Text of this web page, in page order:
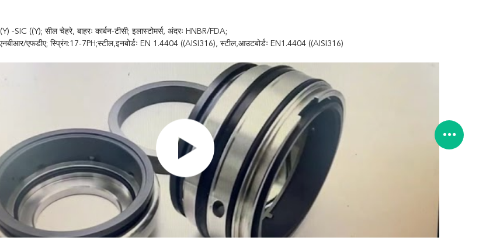
-SIC ((Y); सील चेहरे, बाहरः कार्बन-टीसी; इलास्टोमर्स, अंदरः HNBR/FDA;
एफडीए; स्प्रिंग:17-7PH;स्टील,इनबोर्डः EN 1.4404 ((AISI316), स्टील,आउटबोर्डः EN1.4404 ((AISI316)